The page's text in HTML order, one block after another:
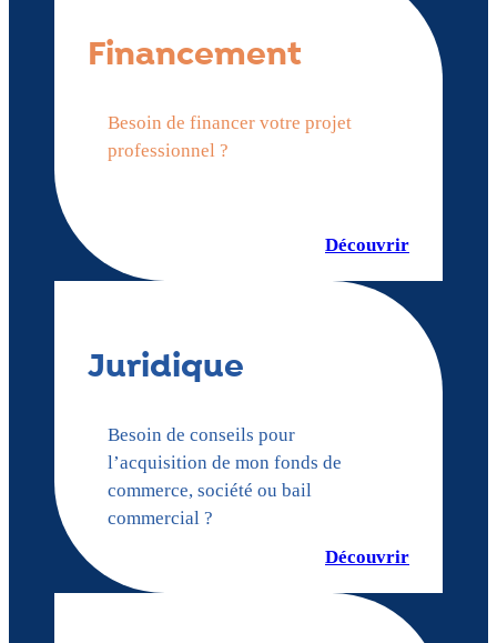
Financement
Besoin de financer votre projet
professionnel ?
Découvrir
Juridique
Besoin de conseils pour
l’acquisition de mon fonds de
commerce, société ou bail
commercial ?
Découvrir